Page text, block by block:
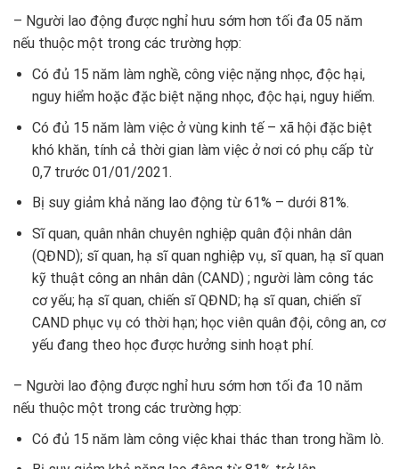
– Người lao động được nghỉ hưu sớm hơn tối đa 05 năm
nếu thuộc một trong các trường hợp:
Có đủ 15 năm làm nghề, công việc nặng nhọc, độc hại,
nguy hiểm hoặc đặc biệt nặng nhọc, độc hại, nguy hiểm.
Có đủ 15 năm làm việc ở vùng kinh tế – xã hội đặc biệt
khó khăn, tính cả thời gian làm việc ở nơi có phụ cấp từ
0,7 trước 01/01/2021.
Bị suy giảm khả năng lao động từ 61% – dưới 81%.
Sĩ quan, quân nhân chuyên nghiệp quân đội nhân dân
(QĐND); sĩ quan, hạ sĩ quan nghiệp vụ, sĩ quan, hạ sĩ quan
kỹ thuật công an nhân dân (CAND) ; người làm công tác
cơ yếu; hạ sĩ quan, chiến sĩ QĐND; hạ sĩ quan, chiến sĩ
CAND phục vụ có thời hạn; học viên quân đội, công an, cơ
yếu đang theo học được hưởng sinh hoạt phí.
– Người lao động được nghỉ hưu sớm hơn tối đa 10 năm
nếu thuộc một trong các trường hợp:
Có đủ 15 năm làm công việc khai thác than trong hầm lò.